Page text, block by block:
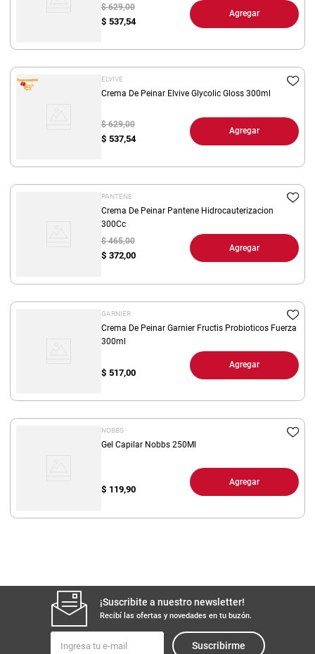
$ 537,54
$ 629,00
Agregar
ELVIVE
Crema De Peinar Elvive Glycolic Gloss 300ml
$ 537,54
$ 629,00
Agregar
PANTENE
Crema De Peinar Pantene Hidrocauterizacion
300Cc
$ 372,00
$ 465,00
Agregar
GARNIER
Crema De Peinar Garnier Fructis Probioticos Fuerza
300ml
$ 517,00
Agregar
NOBBS
Gel Capilar Nobbs 250Ml
$ 119,90
Agregar
¡Suscribite a nuestro newsletter!
Recibí las ofertas y novedades en tu buzón.
Suscribirme